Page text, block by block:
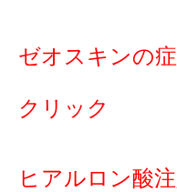
ゼオスキンの
クリック
ヒアルロン酸